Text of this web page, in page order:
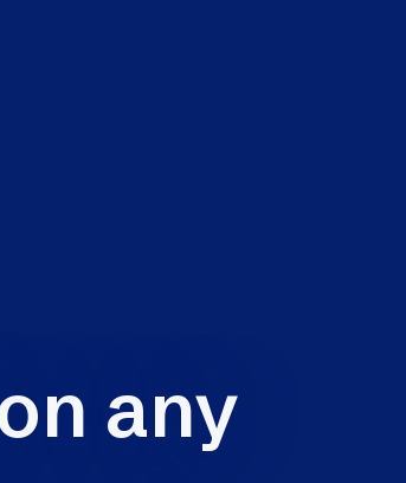
any